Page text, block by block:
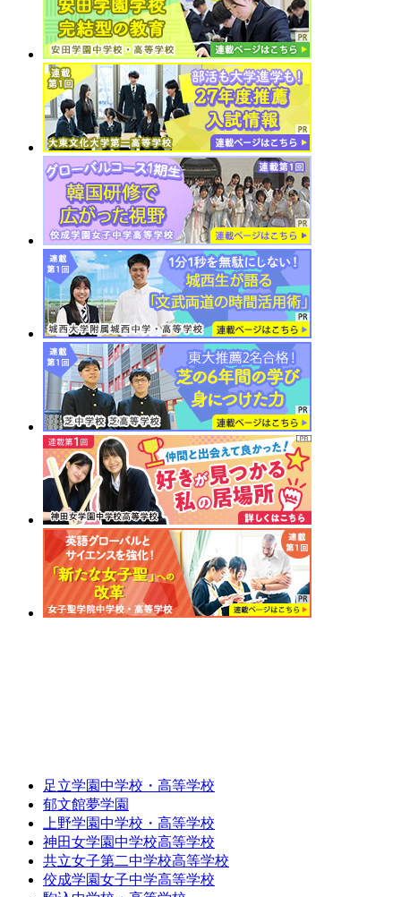
足立学園中学校・高等学校
郁文館夢学園
上野学園中学校・高等学校
神田女学園中学校高等学校
共立女子第二中学校高等学校
佼成学園女子中学高等学校